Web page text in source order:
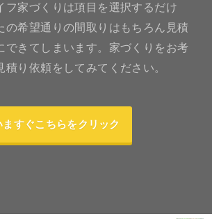
フ家づくりは項目を選択するだけ
の希望通りの間取りはもちろん見積
できてしまいます。家づくりをお考
積り依頼をしてみてください。
ますぐこちらをクリック